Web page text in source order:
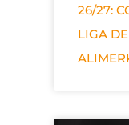
26/27:
LIGA